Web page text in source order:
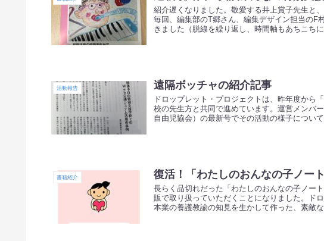
紹介遅くなりました。敬愛する井上賞子先生と
毎回、編集部のT郷さん、編集デザイン担当のF
きました（脱線を繰り返し、時間軸もあちこちに
活動報告 遠隔ボッチャの紹介記事
ドロップレット・プロジェクトは、昨年度から
校の先生方と共同で進めています。運営メンバ
自由児協会）の最新号でその活動の様子について
書籍紹介 復活！「わたしのおんなの子ノート
長らく品切れだった「わたしのおんなの子ノー
販で取り扱っていただくことになりました。ド
本業の養護教諭の知見を生かして作った、素敵な